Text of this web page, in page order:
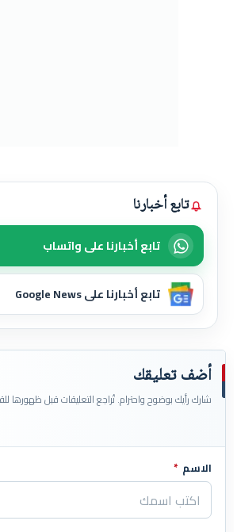
تابع أخبارنا
تابع أخبارنا على واتساب
تابع أخبارنا على Google News
أضف تعليقك
شارك رأيك بوضوح واحترام. تُراجع التعليقات قبل ظهورها
اترك هذا الحقل فارغاً
الاسم *